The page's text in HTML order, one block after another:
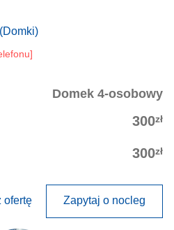
(Domki)
Domek 4-osobowy
300zł
300zł
ofertę Zapytaj o nocleg